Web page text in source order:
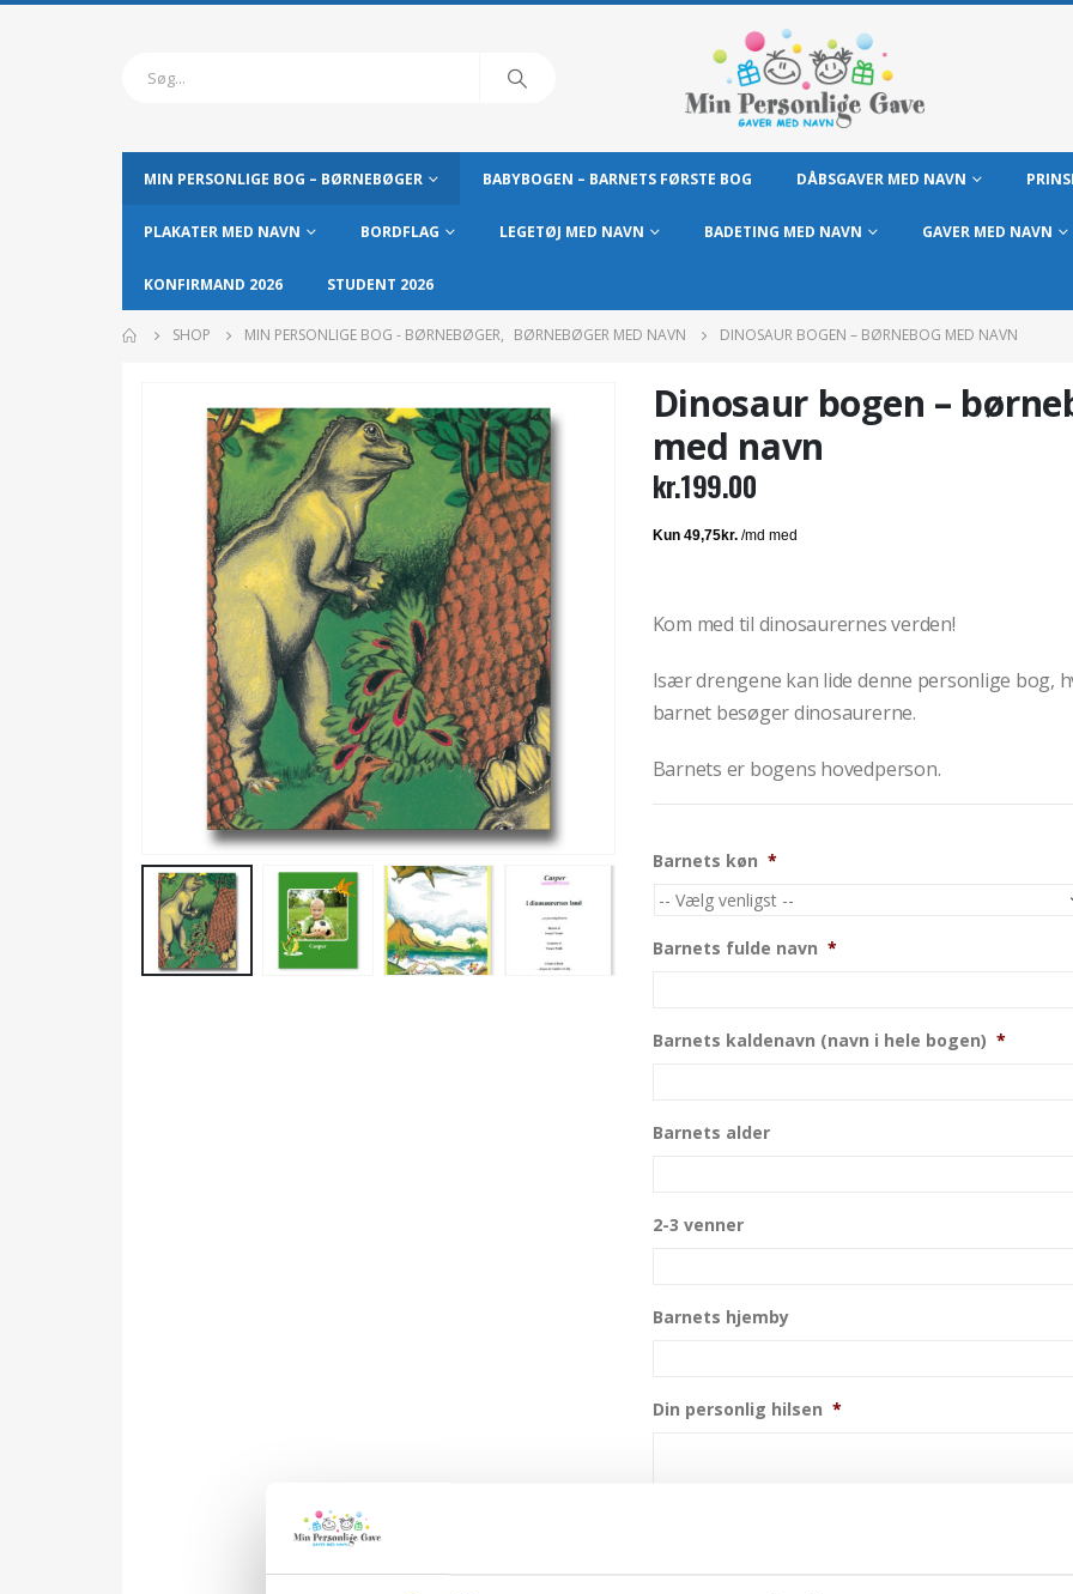
MIN PERSONLIGE BOG – BØRNEBØGER BABYBOGEN – BARNETS FØRSTE BOG DÅBSGAVER MED NAVN
PLAKATER MED NAVN BORDFLAG LEGETØJ MED NAVN BADETING MED NAVN GAVER MED NAVN
KONFIRMAND 2026 STUDENT 2026
SHOP MIN PERSONLIGE BOG - BØRNEBØGER, BØRNEBØGER MED NAVN DINOSAUR BOGEN – BØRNEBOG MED NAVN
Dinosaur bogen –
med navn
kr.199.00
Kom med til dinosaurernes verden!
Især drengene kan lide denne personlige bog,
barnet besøger dinosaurerne.
Barnets er bogens hovedperson.
Barnets køn *
Barnets fulde navn *
Barnets kaldenavn (navn i hele bogen) *
Barnets alder
2-3 venner
Barnets hjemby
Din personlig hilsen *